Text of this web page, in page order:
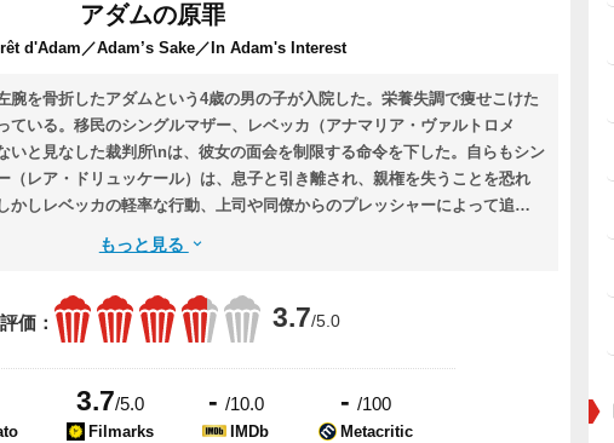
アダムの原罪
d'Adam／Adam’s Sake／In Adam's Interest
腕を骨折したアダムという4歳の男の子が入院した。栄養失調で痩せこけた
ている。移民のシングルマザー、レベッカ（アナマリア・ヴァルトロメ
いと見なした裁判所\nは、彼女の面会を制限する命令を下した。自らもシン
（レア・ドリュッケール）は、息子と引き離され、親権を失うことを恐れ
かしレベッカの軽率な行動、上司や同僚からのプレッシャーによって追い
い気持ちと病院が従うべき司法制度との間で板挟みになっていく……。
もっと見る
価： 3.7/5.0
3.7/5.0
Filmarks
- /10.0
IMDb
- /100
Metacritic